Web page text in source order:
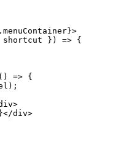
. menuContainer}>
shortcut } ) => {
( ) => {
) ;
>
}</div>